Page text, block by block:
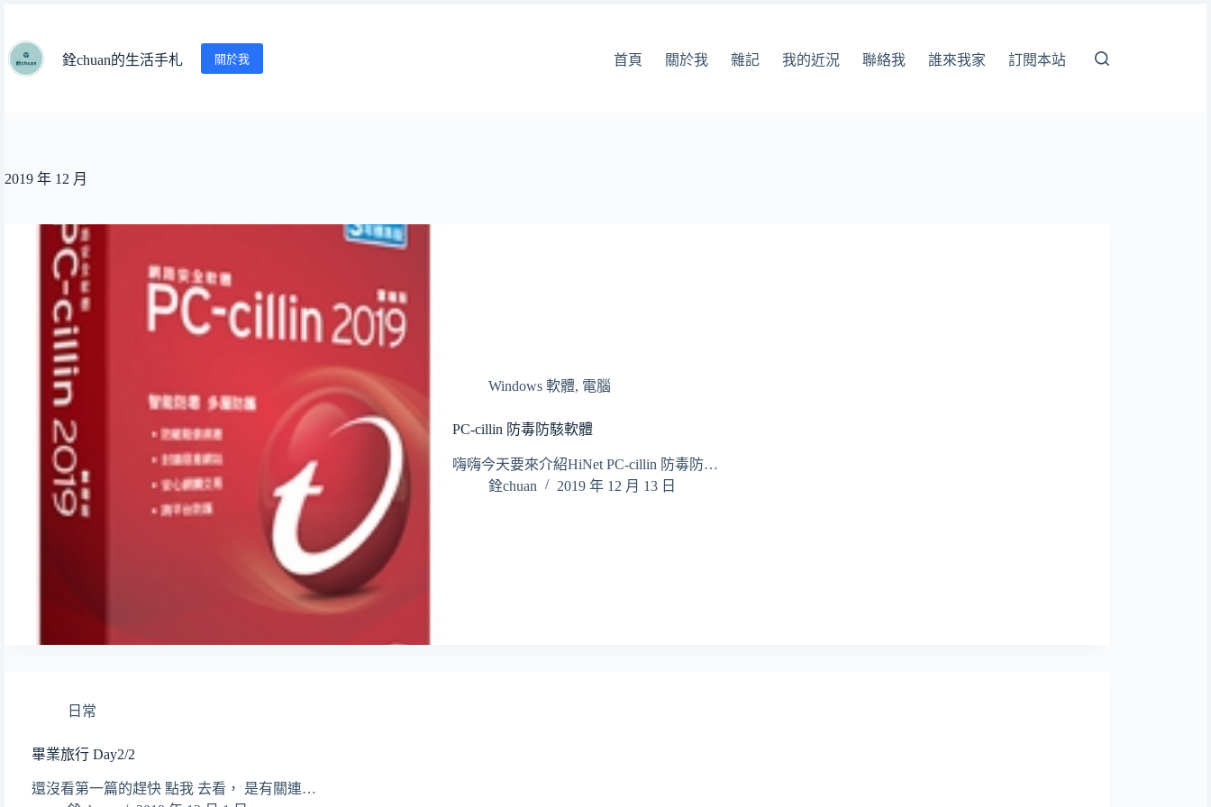
主
銓chuan的生活手札 關於我 首頁 關於我 雜記 我的近況 聯絡我 誰來我家 訂閱本站
2019 年 12 月
Windows 軟體, 電腦
PC-cillin 防毒防駭軟體
嗨嗨今天要來介紹HiNet PC-cillin 防毒防…
銓chuan
2019 年 12 月 13 日
日常
畢業旅行 Day2/2
還沒看第一篇的趕快 點我 去看， 是有關連…